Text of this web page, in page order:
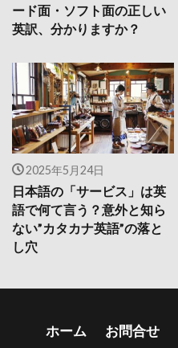
ード面・ソフト面の正しい
英訳、分かりますか？
2025年5月24日
日本語の「サービス」は英
語で何て言う？意外と知ら
ない”カタカナ英語”の落と
し穴
ホーム お問合せ